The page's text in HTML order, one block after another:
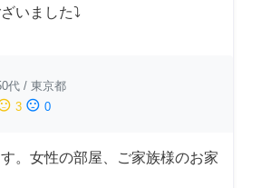
いました⤵
代 / 東京都
3 sentiment_dissatisfied 0
。女性の部屋、ご家族様のお家